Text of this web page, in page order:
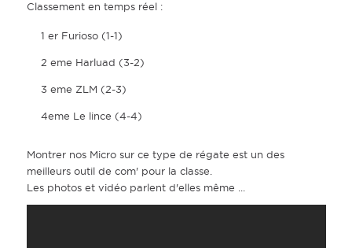
Classement en temps réel :
1 er Furioso (1-1)
2 eme Harluad (3-2)
3 eme ZLM (2-3)
4eme Le lince (4-4)
Montrer nos Micro sur ce type de régate est un des
meilleurs outil de com' pour la classe.
Les photos et vidéo parlent d'elles même ...